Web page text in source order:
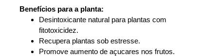
Benefícios para a planta:
Desintoxicante natural para plantas com
fitotoxicidez.
Recupera plantas sob estresse.
Promove aumento de açucares nos frutos.